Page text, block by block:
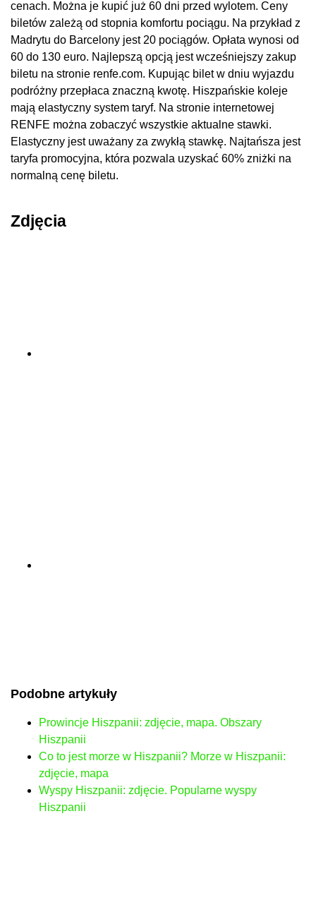
cenach. Można je kupić już 60 dni przed wylotem. Ceny
biletów zależą od stopnia komfortu pociągu. Na przykład z
Madrytu do Barcelony jest 20 pociągów. Opłata wynosi od
60 do 130 euro. Najlepszą opcją jest wcześniejszy zakup
biletu na stronie renfe.com. Kupując bilet w dniu wyjazdu
podróżny przepłaca znaczną kwotę. Hiszpańskie koleje
mają elastyczny system taryf. Na stronie internetowej
RENFE można zobaczyć wszystkie aktualne stawki.
Elastyczny jest uważany za zwykłą stawkę. Najtańsza jest
taryfa promocyjna, która pozwala uzyskać 60% zniżki na
normalną cenę biletu.
Zdjęcia
Podobne artykuły
Prowincje Hiszpanii: zdjęcie, mapa. Obszary
Hiszpanii
Co to jest morze w Hiszpanii? Morze w Hiszpanii:
zdjęcie, mapa
Wyspy Hiszpanii: zdjęcie. Popularne wyspy
Hiszpanii